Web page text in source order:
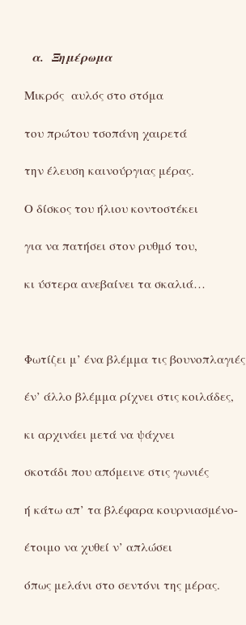
α. Ξημέρωμα
Μικρός αυλός στο στόμα
του πρώτου τσοπάνη χαιρετά
την έλευση καινούργιας μέρας.
Ο δίσκος του ήλιου κοντοστέκει
για να πατήσει στον ρυθμό του,
κι ύστερα ανεβαίνει τα σκαλιά…
Φωτίζει μ’ ένα βλέμμα τις βουνοπλαγιές
έν’ άλλο βλέμμα ρίχνει στις κοιλάδες,
κι αρχινάει μετά να ψάχνει
σκοτάδι που απόμεινε στις γωνιές
ή κάτω απ’ τα βλέφαρα κουρνιασμένο-
έτοιμο να χυθεί ν’ απλώσει
όπως μελάνι στο σεντόνι της μέρας.